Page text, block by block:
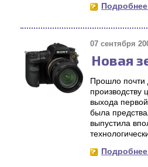
07 сентября
Новая
Прошло почти
выхода
была
выпустила